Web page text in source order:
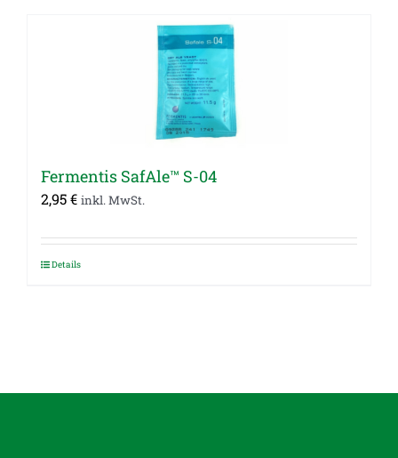
Fermentis SafAle™ S-04
2,95€ inkl. MwSt.
Details